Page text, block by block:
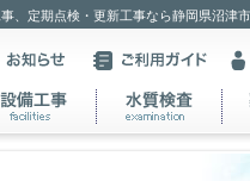
定期点検・更新工事なら静岡県沼津市